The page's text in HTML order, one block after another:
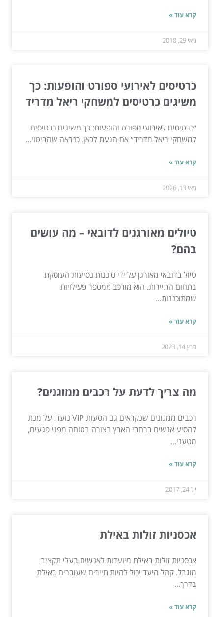
קרא עוד »
מאי 29, 2018
כרטיסים לאירועי ספורט והופעות: כך
משיגים כרטיסים למשחקי ריאל מדריד
״כרטיסים לאירועי ספורט והופעות: כך משיגים כרטיסים
למשחקי ריאל מדריד״ אם הגעת לכאן, כנראה שהביטוי...
קרא עוד »
מאי 13, 2026
טיולים מאורגנים לדובאי – מה עושים
בהם?
טיול בדובאי מאורגן על ידי סוכנות נסיעות העוסקת
בתחום התיירות. הוא מורכב ממספר פעילויות
שמתוכננות...
קרא עוד »
מרץ 14, 2023
מה צריך לדעת על רכבים ממוגנים?
רכבים ממגונים שנקראים גם הסעות VIP נועדו על מנת
להסיע אנשים ברחבי הארץ בצורה בטוחה מפני פגעים,
מטעני...
קרא עוד »
יול 24, 2017
אכסניות זולות באילת
אכסניות זולות באילת מיועדות לאנשים בעלי תקציב
מוגבל. קהל היעד יכול להיות תיירים שעוברים באילת
בדרך...
קרא עוד »